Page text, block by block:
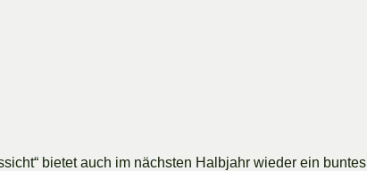
bietet auch im nächsten Halbjahr wieder ein buntes